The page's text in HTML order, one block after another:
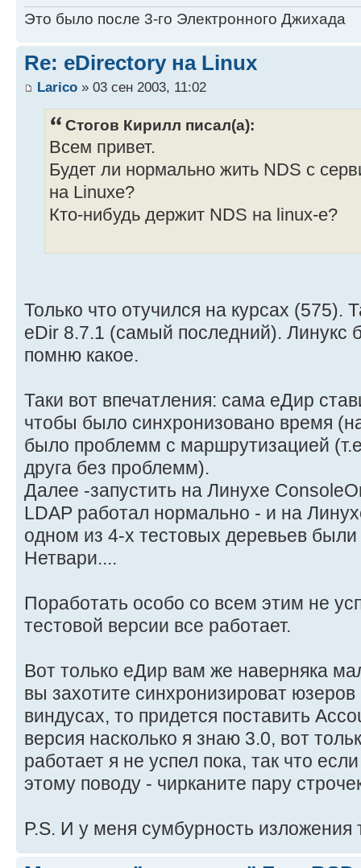
Это было после 3-го Электронного Джихада
Re: eDirectory на Linux
Larico » 03 сен 2003, 11:02
Стогов Кирилл писал(а):
Всем привет.
Будет ли нормально жить NDS с
на Linuxe?
Кто-нибудь держит NDS на linux-е?
Только что отучился на курсах (575).
eDir 8.7.1 (самый последний). Линукс
помню какое.
Таки вот впечатления: сама еДир
чтобы было синхронизовано время
было проблемм с маршрутизацией
друга без проблемм).
Далее -запустить на Линухе
LDAP работал нормально - и на
одном из 4-х тестовых деревьев
Нетвари....
Поработать особо со всем этим не
тестовой версии все работает.
Вот только еДир вам же наверняка
вы захотите синхронизироват
виндусах, то придется поставить
версия насколько я знаю 3.0, вот
работает я не успел пока, так что
этому поводу - чирканите пару
P.S. И у меня сумбурность